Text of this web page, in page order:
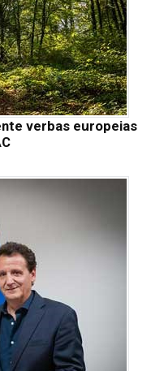
verbas europeias